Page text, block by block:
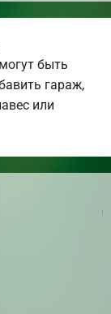
быть
гараж,
или